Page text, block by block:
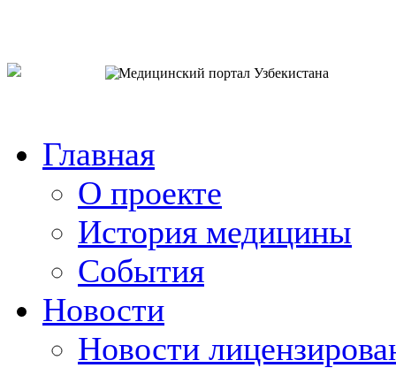
Главная
О проекте
История медицины
События
Новости
Новости